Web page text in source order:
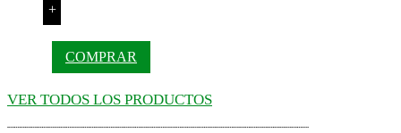
+
COMPRAR
VER TODOS LOS PRODUCTOS